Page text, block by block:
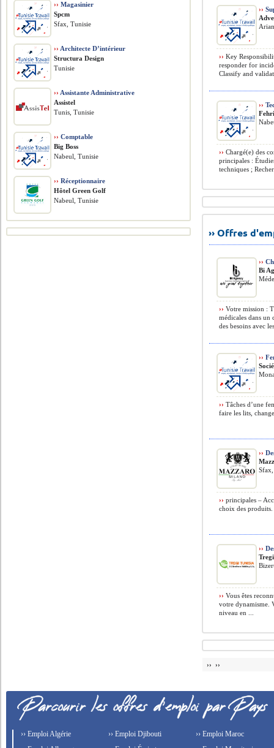
››
›› Key
responder for
Classify and
››
›› Chargé(e) des
principales :
techniques ;
›› Offres
››
Bi
›› Votre mission :
médicales dans un
des besoins avec
››
›› Tâches d’une
faire les lits,
››
›› principales –
choix des
››
›› Vous êtes
votre dynamisme.
niveau en ...
›› ››
›› Magasinier
Spcm
Sfax, Tunisie
›› Architecte D’intérieur
Structura Design
Tunisie
›› Assistante Administrative
Assistel
Tunis, Tunisie
›› Comptable
Big Boss
Nabeul, Tunisie
›› Réceptionnaire
Hôtel Green Golf
Nabeul, Tunisie
›› Emploi Algérie
›› Emploi Djibouti
›› Emploi Maroc